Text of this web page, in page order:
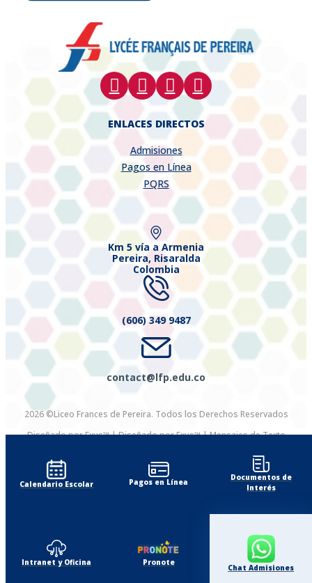
Calendario Escolar Pagos en Línea
Documentos de
Interés
Intranet y Oficina Pronote
Chat Admisiones
ENLACES DIRECTOS
Admisiones
Pagos en Línea
PQRS
Km 5 vía a Armenia
Pereira, Risaralda
Colombia
(606) 349 9487
contact@lfp.edu.co
2026 ©Liceo Frances de Pereira. Todos los Derechos Reservados
Diseñado por Exus™|Diseñado por Exus™ | Mensajes de Texto